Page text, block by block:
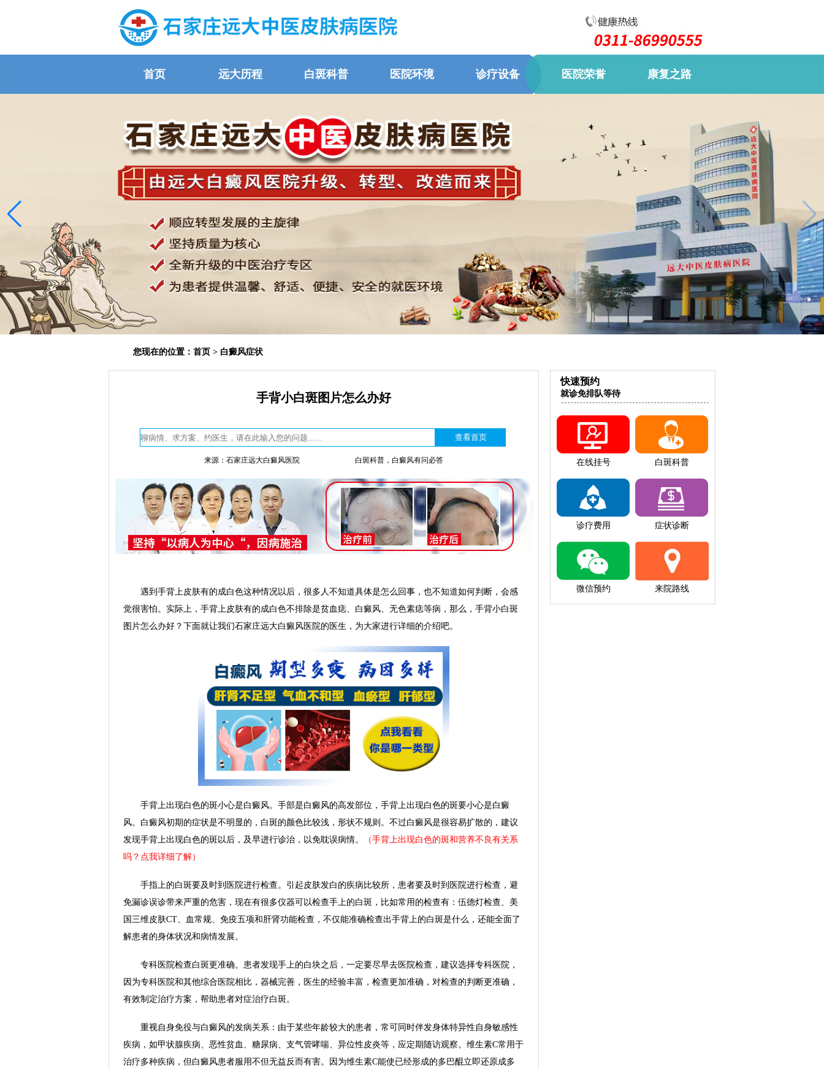
首页 远大历程 白斑科普 医院环境 诊疗设备 医院荣誉 康复之路
您现在的位置： 首页 > 白癜风症状
手背小白斑图片怎么办好
来源：石家庄远大白癜风医院 白斑科普，白癜风有问必答
遇到手背上皮肤有的成白色这种情况以后，很多人不知道具体是怎么回事，也不知道如何判断，会感
觉很害怕。实际上，手背上皮肤有的成白色不排除是贫血痣、白癜风、无色素痣等病，那么，手背小白斑
图片怎么办好？下面就让我们石家庄远大白癜风医院的医生，为大家进行详细的介绍吧。
手背上出现白色的斑小心是白癜风。手部是白癜风的高发部位，手背上出现白色的斑要小心是白癜
风。白癜风初期的症状是不明显的，白斑的颜色比较浅，形状不规则。不过白癜风是很容易扩散的，建议
发现手背上出现白色的斑以后，及早进行诊治，以免耽误病情。
（手背上出现白色的斑和营养不良有关系
吗？点我详细了解）
手指上的白斑要及时到医院进行检查。引起皮肤发白的疾病比较所，患者要及时到医院进行检查，避
免漏诊误诊带来严重的危害，现在有很多仪器可以检查手上的白斑，比如常用的检查有：伍德灯检查、美
国三维皮肤CT、血常规、免疫五项和肝肾功能检查，不仅能准确检查出手背上的白斑是什么，还能全面了
解患者的身体状况和病情发展。
专科医院检查白斑更准确。患者发现手上的白块之后，一定要尽早去医院检查，建议选择专科医院，
因为专科医院和其他综合医院相比，器械完善，医生的经验丰富，检查更加准确，对检查的判断更准确，
有效制定治疗方案，帮助患者对症治疗白斑。
重视自身免役与白癜风的发病关系：由于某些年龄较大的患者，常可同时伴发身体特异性自身敏感性
疾病，如甲状腺疾病、恶性贫血、糖尿病、支气管哮喘、异位性皮炎等，应定期随访观察。维生素C常用于
治疗多种疾病，但白癜风患者服用不但无益反而有害。因为维生素C能使已经形成的多巴醌立即还原成多
快速预约
就诊免排队等待
在线挂号 白斑科普
诊疗费用 症状诊断
微信预约 来院路线